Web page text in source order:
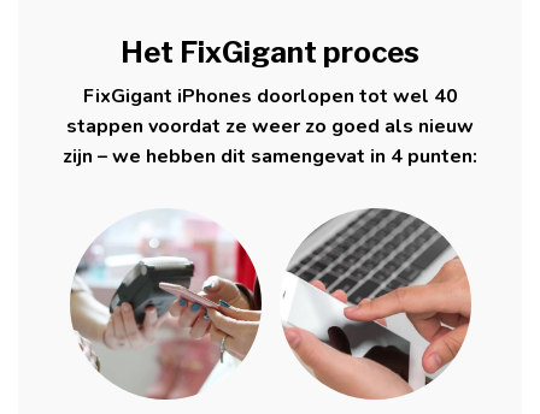
Het FixGigant proces
FixGigant iPhones doorlopen tot wel 40
stappen voordat ze weer zo goed als nieuw
zijn – we hebben dit samengevat in 4 punten: